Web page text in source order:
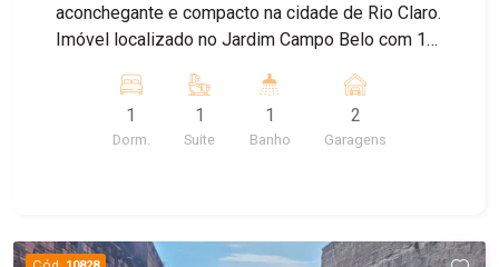
aconchegante e compacto na cidade de Rio Claro.
Imóvel localizado no Jardim Campo Belo com 1
espaço gourmet, piscina e garagem para 2 carros.
Agende sua visita com um de nossos corretores!
1
Dorm.
1
Suite
1
Banho
2
Garagens